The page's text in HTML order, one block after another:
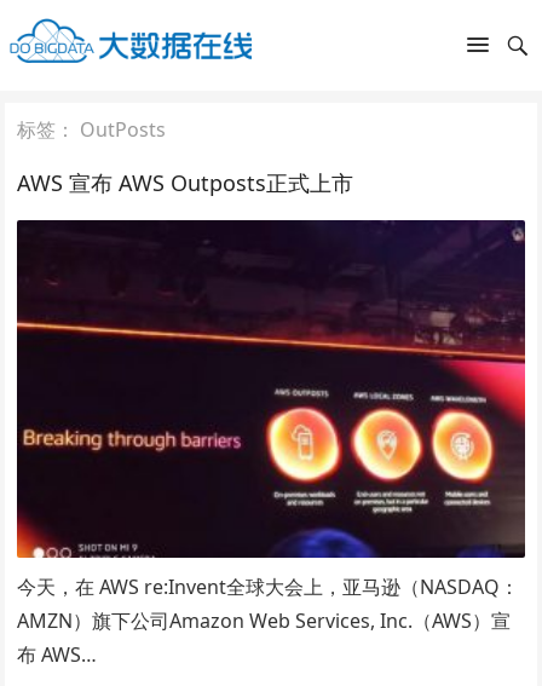
标签： OutPosts
AWS 宣布 AWS Outposts正式上市
今天，在 AWS re:Invent全球大会上，亚马逊（NASDAQ：
AMZN）旗下公司Amazon Web Services, Inc.（AWS）宣
布 AWS…